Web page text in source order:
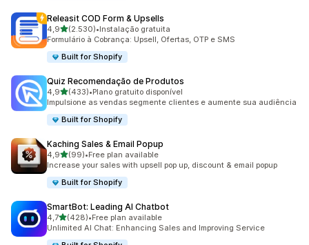
Releasit COD Form & Upsells
4,9de 5 estrelas
(2.530)
2530 total de avaliações
•Instalação gratuita
Formulário à Cobrança: Upsell, Ofertas, OTP e SMS
Built for Shopify
Quiz Recomendação de Produtos
4,9de 5 estrelas
(433)
433 total de avaliações
•Plano gratuito disponível
Impulsione as vendas segmente clientes e aumente sua audiência
Built for Shopify
Kaching Sales & Email Popup
4,9de 5 estrelas
(99)
99 total de avaliações
•Free plan available
Increase your sales with upsell pop up, discount & email popup
Built for Shopify
SmartBot: Leading AI Chatbot
4,7de 5 estrelas
(428)
428 total de avaliações
•Free plan available
Unlimited AI Chat: Enhancing Sales and Improving Service